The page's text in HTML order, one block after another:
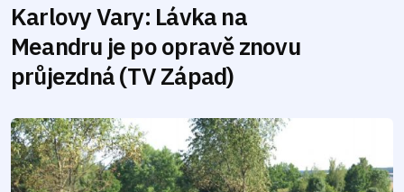
Karlovy Vary: Lávka na
Meandru je po opravě znovu
průjezdná (TV Západ)